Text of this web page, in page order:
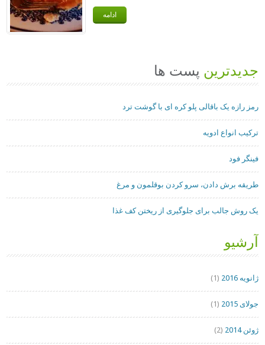
ادامه
جدیدترین پست ها
رمز رازه یک باقالی پلو کره ای با گوشت ترد
ترکیب انواع ادویه
فینگر فود
طریقه برش دادن، سرو کردن بوقلمون و مرغ
یک روش جالب برای جلوگیری از ریختن کف غذا
آرشیو
ژانویه 2016 (1)
جولای 2015 (1)
ژوئن 2014 (2)